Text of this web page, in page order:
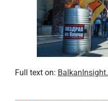
Full text on: BalkanInsight.